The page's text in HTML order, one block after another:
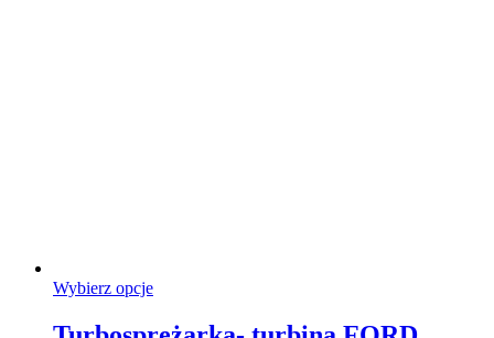
Wybierz opcjeTen